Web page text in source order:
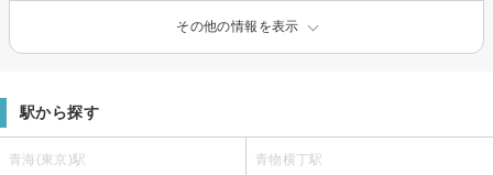
その他の情報を表示
駅から探す
青海(東京)駅 青物横丁駅